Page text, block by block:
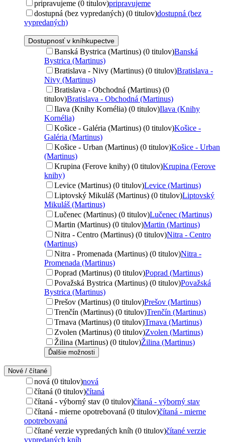
pripravujeme (0 titulov)pripravujeme
dostupná (bez vypredaných) (0 titulov)dostupná (bez
vypredaných)
Dostupnosť v kníhkupectve
Banská Bystrica (Martinus) (0 titulov)Banská
Bystrica (Martinus)
Bratislava - Nivy (Martinus) (0 titulov)Bratislava -
Nivy (Martinus)
Bratislava - Obchodná (Martinus) (0
titulov)Bratislava - Obchodná (Martinus)
Ilava (Knihy Kornélia) (0 titulov)Ilava (Knihy
Kornélia)
Košice - Galéria (Martinus) (0 titulov)Košice -
Galéria (Martinus)
Košice - Urban (Martinus) (0 titulov)Košice - Urban
(Martinus)
Krupina (Ferove knihy) (0 titulov)Krupina (Ferove
knihy)
Levice (Martinus) (0 titulov)Levice (Martinus)
Liptovský Mikuláš (Martinus) (0 titulov)Liptovský
Mikuláš (Martinus)
Lučenec (Martinus) (0 titulov)Lučenec (Martinus)
Martin (Martinus) (0 titulov)Martin (Martinus)
Nitra - Centro (Martinus) (0 titulov)Nitra - Centro
(Martinus)
Nitra - Promenada (Martinus) (0 titulov)Nitra -
Promenada (Martinus)
Poprad (Martinus) (0 titulov)Poprad (Martinus)
Považská Bystrica (Martinus) (0 titulov)Považská
Bystrica (Martinus)
Prešov (Martinus) (0 titulov)Prešov (Martinus)
Trenčín (Martinus) (0 titulov)Trenčín (Martinus)
Trnava (Martinus) (0 titulov)Trnava (Martinus)
Zvolen (Martinus) (0 titulov)Zvolen (Martinus)
Žilina (Martinus) (0 titulov)Žilina (Martinus)
Ďalšie možnosti
Nové / čítané
nová (0 titulov)nová
čítaná (0 titulov)čítaná
čítaná - výborný stav (0 titulov)čítaná - výborný stav
čítaná - mierne opotrebovaná (0 titulov)čítaná - mierne
opotrebovaná
čítané verzie vypredaných kníh (0 titulov)čítané verzie
vypredaných kníh